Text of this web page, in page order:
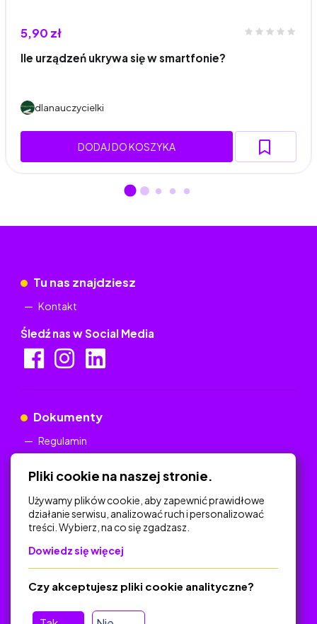
5,90 zł
Ile urządzeń ukrywa się w smartfonie?
dlanauczycielki
DODAJ DO KOSZYKA
Tu nas znajdziesz
Kontakt
Śledź nas w Social Media
Dokumenty
Regulamin
Na skróty
Polityka Prywatności
O platformie
Baza materiałów dydaktycznych
Pliki cookie na naszej stronie.
Używamy plików cookie, aby zapewnić prawidłowe
działanie serwisu, analizować ruch i personalizować
treści. Wybierz, na co się zgadzasz.
Dowiedz się więcej
Czy akceptujesz pliki cookie analityczne?